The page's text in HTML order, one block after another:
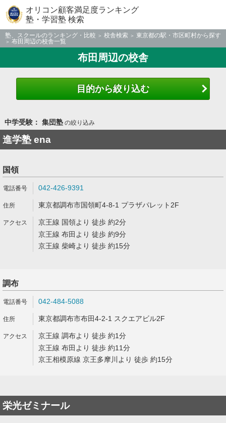
オリコン顧客満足度ランキング
塾・学習塾 検索
塾、スクールのランキング・比較 校舎検索
東京都の駅・市区町村から探す
布田周辺の校舎一覧
布田周辺の校舎
目的から絞り込む
中学受験： 集団塾の絞り込み
進学塾 ena
国領
042-426-9391
東京都調布市国領町4-8-1 プラザパレット2F
京王線 国領より 徒歩 約2分
京王線 布田より 徒歩 約9分
京王線 柴崎より 徒歩 約15分
調布
042-484-5088
東京都調布市布田4-2-1 スクエアビル2F
京王線 調布より 徒歩 約1分
京王線 布田より 徒歩 約11分
京王相模原線 京王多摩川より 徒歩 約15分
栄光ゼミナール